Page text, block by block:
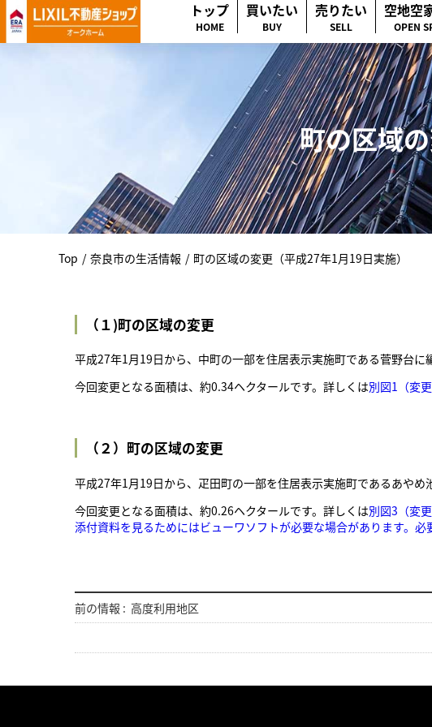
トップ
HOME
買いたい
BUY
売りたい
SELL
空地空
OPEN
町の区域
Top / 奈良市の生活情報 / 町の区域の変更（平成27年1月19日実施）
（１)町の区域の変更
平成27年1月19日から、中町の一部を住居表示実施町である菅野台に
今回変更となる面積は、約0.34ヘクタールです。詳しくは別図1（変
（２）町の区域の変更
平成27年1月19日から、疋田町の一部を住居表示実施町であるあやめ
今回変更となる面積は、約0.26ヘクタールです。詳しくは別図3（変
添付資料を見るためにはビューワソフトが必要な場合があります。必
前の情報 : 高度利用地区